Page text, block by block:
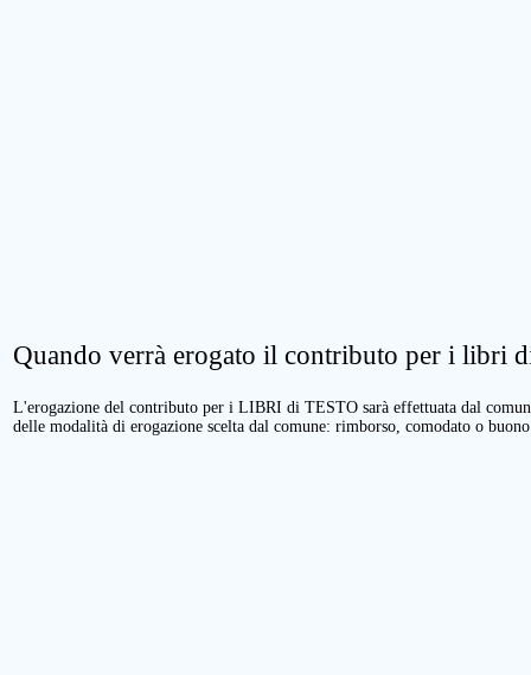
Quando verrà erogato il contributo per i libri
L'erogazione del contributo per i LIBRI di TESTO sarà effettuata dal
delle modalità di erogazione scelta dal comune: rimborso, comodato o